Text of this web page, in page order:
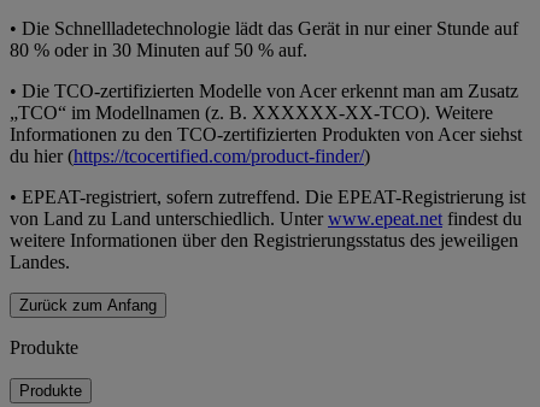
• Die Schnellladetechnologie lädt das Gerät in nur einer Stunde auf
80 % oder in 30 Minuten auf 50 % auf.
• Die TCO-zertifizierten Modelle von Acer erkennt man am Zusatz
„TCO“ im Modellnamen (z. B. XXXXXX-XX-TCO). Weitere
Informationen zu den TCO-zertifizierten Produkten von Acer siehst
du hier (https://tcocertified.com/product-finder/)
• EPEAT-registriert, sofern zutreffend. Die EPEAT-Registrierung ist
von Land zu Land unterschiedlich. Unterwww.epeat.netfindest du
weitere Informationen über den Registrierungsstatus des jeweiligen
Landes.
Zurück zum Anfang
Produkte
Produkte